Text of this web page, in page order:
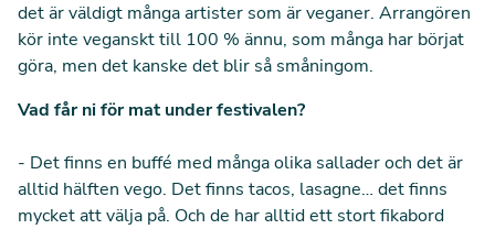
det är väldigt många artister som är veganer. Arrangören
kör inte veganskt till 100 % ännu, som många har börjat
göra, men det kanske det blir så småningom.
Vad får ni för mat under festivalen?
- Det finns en buffé med många olika sallader och det är
alltid hälften vego. Det finns tacos, lasagne… det finns
mycket att välja på. Och de har alltid ett stort fikabord